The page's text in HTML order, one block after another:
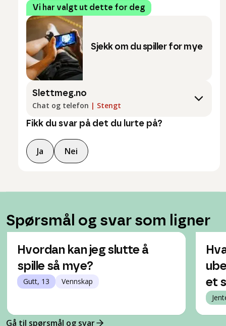
Vi har valgt ut dette for deg
Sjekk om du spiller for mye
Slettmeg.no
Chat og telefon | Stengt
Fikk du svar på det du lurte på?
Ja Nei
Spørsmål og svar som ligner
Hvordan kan jeg slutte å
spille så mye?
Gutt, 13 Vennskap
et
Gå til spørsmål og svar